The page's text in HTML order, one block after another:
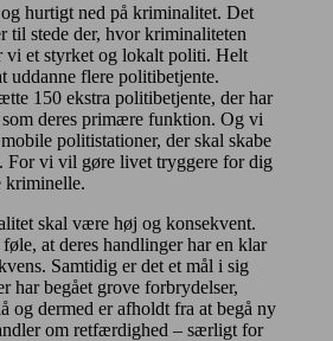
hurtigt ned på kriminalitet. Det
til stede der, hvor kriminaliteten
vi et styrket og lokalt politi. Helt
uddanne flere politibetjente.
150 ekstra politibetjente, der har
deres primære funktion. Og vi
politistationer, der skal skabe
For vi vil gøre livet tryggere for dig
kriminelle.
skal være høj og konsekvent.
at deres handlinger har en klar
Samtidig er det et mål i sig
har begået grove forbrydelser,
og dermed er afholdt fra at begå ny
om retfærdighed – særligt for